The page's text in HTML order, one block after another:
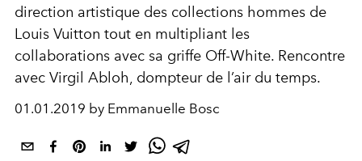
direction artistique des collections hommes de
Louis Vuitton tout en multipliant les
collaborations avec sa griffe Off‑White. Rencontre
avec Virgil Abloh, dompteur de l’air du temps.
01.01.2019 by Emmanuelle Bosc